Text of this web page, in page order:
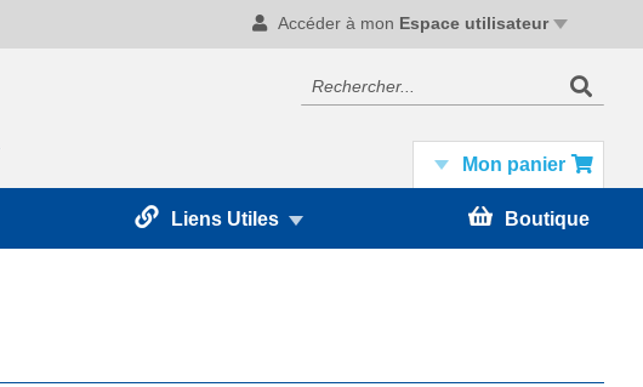
Accéder à mon Espace utilisateur
Mon panier
Liens Utiles Boutique